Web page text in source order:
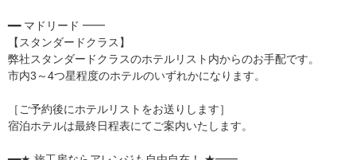
━━ マドリード ━━
【スタンダードクラス】
弊社スタンダードクラスのホテルリスト内からのお手配です。
市内3～4つ星程度のホテルのいずれかになります。
［ご予約後にホテルリストをお送りします］
宿泊ホテルは最終日程表にてご案内いたします。